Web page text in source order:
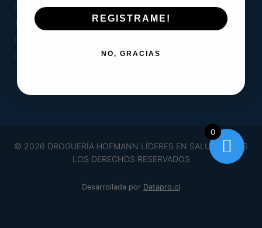
Seguimiento de pedidos
Términos y Condiciones
Política de Privacidad
Contacto
© 2026 DROGUERÍA HOFMANN LÍDERES EN SALUD TODOS
LOS DERECHOS RESERVADOS
Desarrollada por Datapro.cl
0
REGISTRAME!
NO, GRACIAS